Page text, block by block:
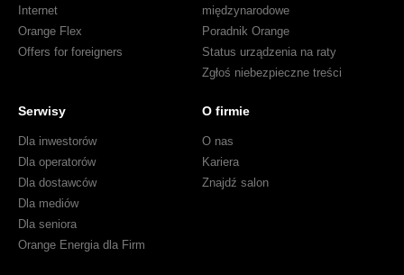
Internet
Orange Flex
Offers for foreigners
międzynarodowe
Poradnik Orange
Status urządzenia na raty
Zgłoś niebezpieczne treści
Serwisy
Dla inwestorów
Dla operatorów
Dla dostawców
Dla mediów
Dla seniora
Orange Energia dla Firm
O firmie
O nas
Kariera
Znajdź salon